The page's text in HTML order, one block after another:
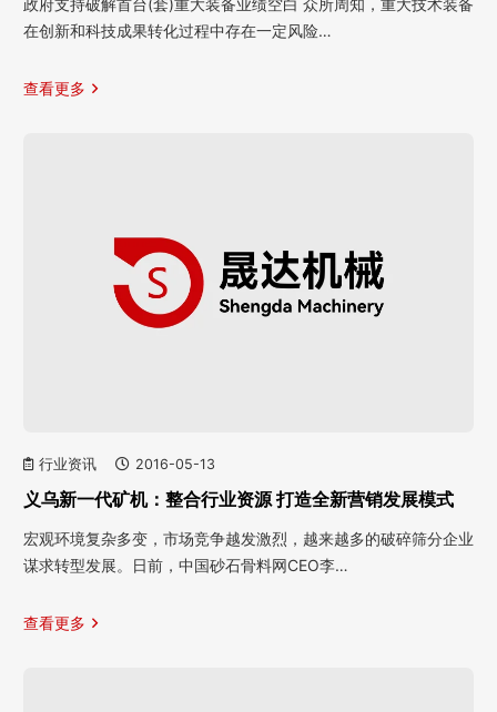
在创新和科技成果转化过程中存在一定风险…
查看更多
行业资讯 2016-05-13
义乌新一代矿机：整合行业资源 打造全新营销发展模式
宏观环境复杂多变，市场竞争越发激烈，越来越多的破碎筛分企业
谋求转型发展。日前，中国砂石骨料网CEO李…
查看更多